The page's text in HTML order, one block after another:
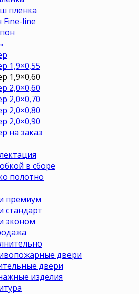
пленка
line
1,9×0,55
1,9×0,60
2,0×0,60
2,0×0,70
2,0×0,80
2,0×0,90
на заказ
в сборе
полотно
премиум
стандарт
эконом
двери
двери
изделия